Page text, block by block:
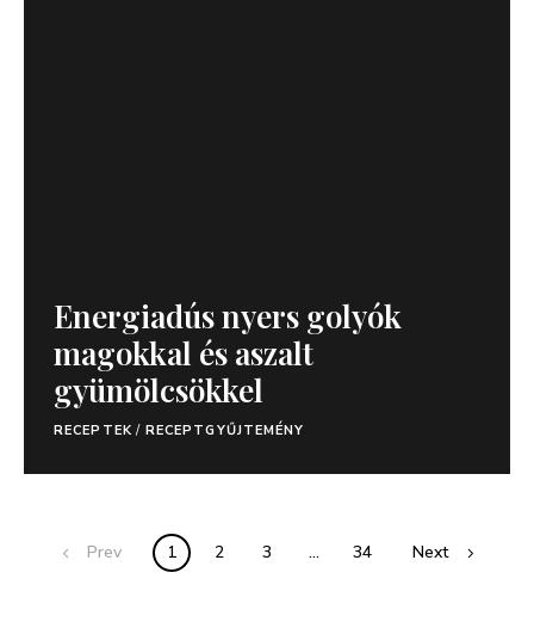
Energiadús nyers golyók
magokkal és aszalt
gyümölcsökkel
RECEPTEK/ RECEPTGYŰJTEMÉNY
Prev 1 2 3 … 34 Next